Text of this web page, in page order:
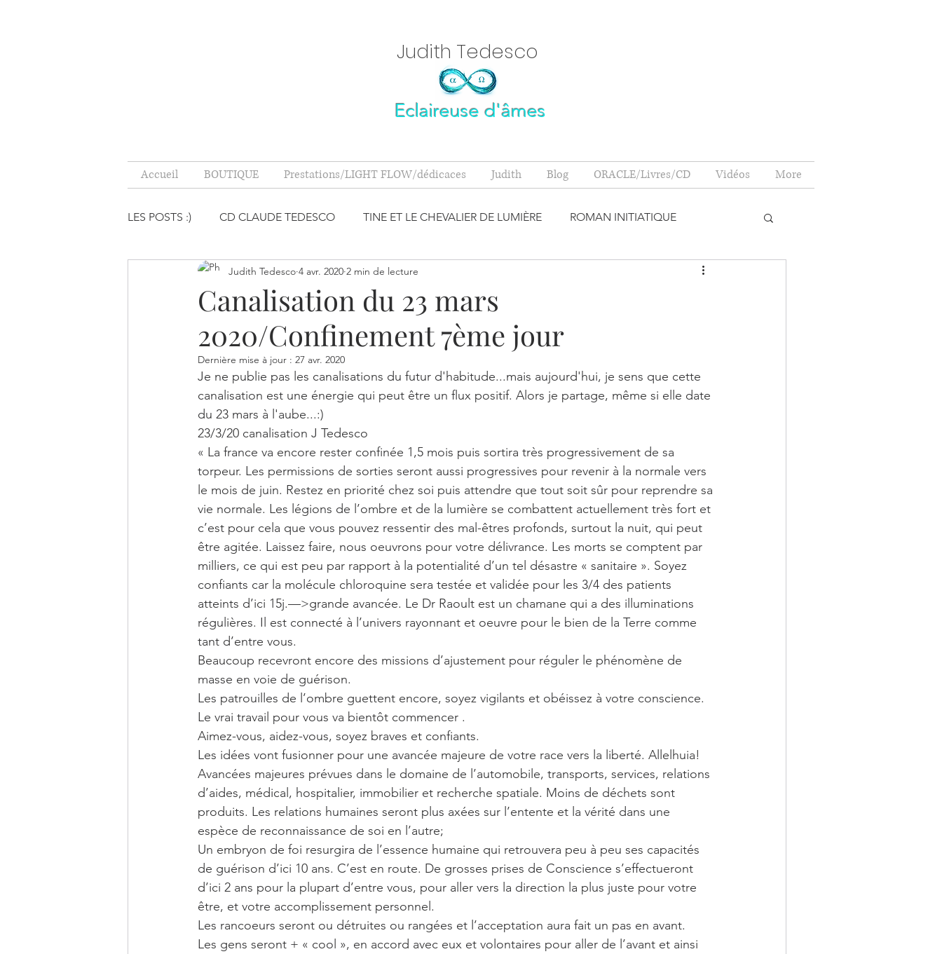
Judith Tedesco
Eclaireuse d'âmes
Accueil BOUTIQUE Prestations/LIGHT FLOW/dédicaces Judith Blog ORACLE/Livres/CD Vidéos More
LES POSTS :) CD CLAUDE TEDESCO TINE ET LE CHEVALIER DE LUMIÈRE ROMAN INITIATIQUE
PENSÉES INDUITES, CE QU'ILS M'ONT D MINÉRAUX
MINÉRAUX CITATION ENSEIGNEMENT SPIRITUEL VIDEOS PENSÉES INDUITES, CE QU'ILS M'ONT D
TINE ET LE CHEVALIER DE LUMIÈRE SPIRITUALITÉ ENSEIGNEMENTS LES CITATIONS
LES TUTOS D'AUTO-GUÉRISON
Canalisation du 23 mars
2020/Confinement 7ème jour
Judith Tedesco 4 avr. 2020 2 min de lecture
Dernière mise à jour : 27 avr. 2020
Je ne publie pas les canalisations du futur d'habitude...mais aujourd'hui, je sens que cette
canalisation est une énergie qui peut être un flux positif. Alors je partage, même si elle date
du 23 mars à l'aube...:)
23/3/20 canalisation J Tedesco
« La france va encore rester confinée 1,5 mois puis sortira très progressivement de sa
torpeur. Les permissions de sorties seront aussi progressives pour revenir à la normale vers
le mois de juin. Restez en priorité chez soi puis attendre que tout soit sûr pour reprendre sa
vie normale. Les légions de l’ombre et de la lumière se combattent actuellement très fort et
c’est pour cela que vous pouvez ressentir des mal-êtres profonds, surtout la nuit, qui peut
être agitée. Laissez faire, nous oeuvrons pour votre délivrance. Les morts se comptent par
milliers, ce qui est peu par rapport à la potentialité d’un tel désastre « sanitaire ». Soyez
confiants car la molécule chloroquine sera testée et validée pour les 3/4 des patients
atteints d’ici 15j.—>grande avancée. Le Dr Raoult est un chamane qui a des illuminations
régulières. Il est connecté à l’univers rayonnant et oeuvre pour le bien de la Terre comme
tant d’entre vous.
Beaucoup recevront encore des missions d’ajustement pour réguler le phénomène de
masse en voie de guérison.
Les patrouilles de l’ombre guettent encore, soyez vigilants et obéissez à votre conscience.
Le vrai travail pour vous va bientôt commencer .
Aimez-vous, aidez-vous, soyez braves et confiants.
Les idées vont fusionner pour une avancée majeure de votre race vers la liberté. Allelhuia!
Avancées majeures prévues dans le domaine de l’automobile, transports, services, relations
d’aides, médical, hospitalier, immobilier et recherche spatiale. Moins de déchets sont
produits. Les relations humaines seront plus axées sur l’entente et la vérité dans une
espèce de reconnaissance de soi en l’autre;
Un embryon de foi resurgira de l’essence humaine qui retrouvera peu à peu ses capacités
de guérison d’ici 10 ans. C’est en route. De grosses prises de Conscience s’effectueront
d’ici 2 ans pour la plupart d’entre vous, pour aller vers la direction la plus juste pour votre
être, et votre accomplissement personnel.
Les rancoeurs seront ou détruites ou rangées et l’acceptation aura fait un pas en avant.
Les gens seront + « cool », en accord avec eux et volontaires pour aller de l’avant et ainsi